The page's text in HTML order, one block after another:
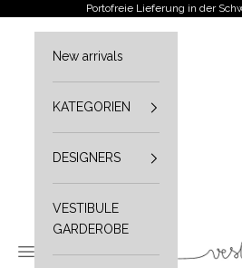
Zum Inhalt springenPortofreie Lieferung in der
Vestibule
Navigationsmenü öffnen
New arrivals
KATEGORIEN
DESIGNERS
VESTIBULE
GARDEROBE